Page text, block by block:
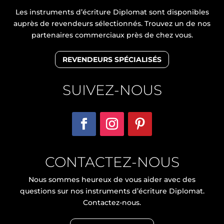
Les instruments d’écriture Diplomat sont disponibles
auprès de revendeurs sélectionnés. Trouvez un de nos
partenaires commerciaux près de chez vous.
REVENDEURS SPÉCIALISÉS
SUIVEZ-NOUS
CONTACTEZ-NOUS
Nous sommes heureux de vous aider avec des
questions sur nos instruments d’écriture Diplomat.
Contactez-nous.